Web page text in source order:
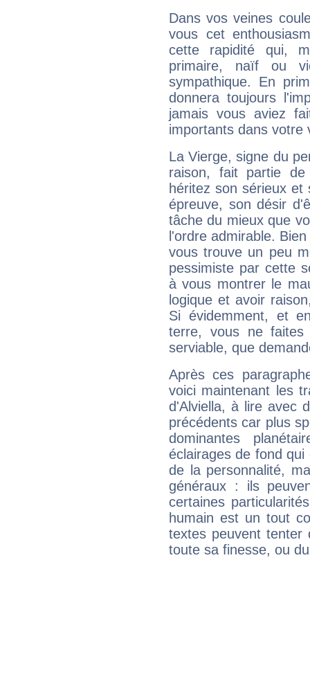
Dans vos veines
vous cet
cette rapidité qui,
primaire, naïf ou
sympathique. En
donnera toujours
jamais vous aviez
importants dans votre
La Vierge, signe du
raison, fait partie
héritez son sérieux
épreuve, son désir
tâche du mieux que
l'ordre admirable.
vous trouve un peu
pessimiste par cette
à vous montrer le
logique et avoir
Si évidemment, et
terre, vous ne
serviable, que
Après ces
voici maintenant les
d'Alviella, à lire avec
précédents car plus
dominantes
éclairages de fond
de la personnalité,
généraux : ils
certaines
humain est un tout
textes peuvent tenter
toute sa finesse, ou